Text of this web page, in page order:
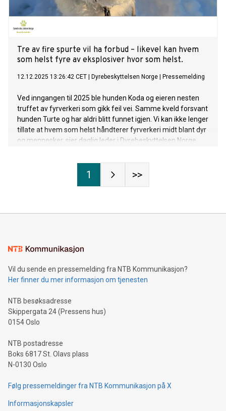
Tre av fire spurte vil ha forbud – likevel kan hvem
som helst fyre av eksplosiver hvor som helst.
12.12.2025 13:26:42 CET Dyrebeskyttelsen Norge Pressemelding
Ved inngangen til 2025 ble hunden Koda og eieren nesten
truffet av fyrverkeri som gikk feil vei. Samme kveld forsvant
hunden Turte og har aldri blitt funnet igjen. Vi kan ikke lenger
tillate at hvem som helst håndterer fyrverkeri midt blant dyr
og mennesker, sier daglig leder i Dyrebeskyttelsen Norge.
1 >>
Vil du sende en pressemelding fra NTB Kommunikasjon?
Her finner du mer informasjon om tjenesten
NTB besøksadresse
Skippergata 24 (Pressens hus)
0154 Oslo
NTB postadresse
Boks 6817 St. Olavs plass
N-0130 Oslo
Følg pressemeldinger fra NTB Kommunikasjon på X
Informasjonskapsler